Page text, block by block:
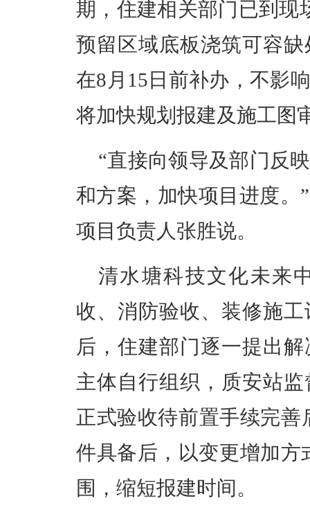
期，住建相关部门已到现
预留区域底板浇筑可容
在8月15日前补办，不影
将加快规划报建及施工图
“直接向领导及部门反
和方案，加快项目进度。
项目负责人张胜说。
清水塘科技文化未来
收、消防验收、装修施
后，住建部门逐一提出
主体自行组织，质安站
正式验收待前置手续完
件具备后，以变更增加方
围，缩短报建时间。